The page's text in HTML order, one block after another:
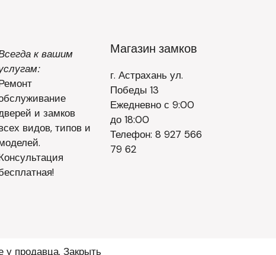
к вашим
и замков
видов, типов и
Магазин замков
г. Астрахань ул.
Победы 13
Ежедневно с 9:00
до 18:00
Телефон: 8 927 566
79 62
у продавца.Закрыть